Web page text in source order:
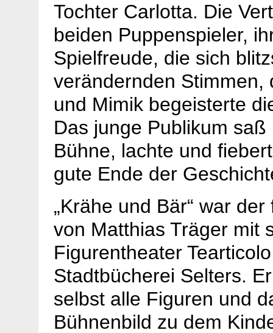
Tochter Carlotta. Die
beiden Puppenspieler,
Spielfreude, die sich
verändernden Stimmen,
und Mimik begeisterte
Das junge Publikum
Bühne, lachte und
gute Ende der
„Krähe und Bär“ war
von Matthias Träger mit
Figurentheater
Stadtbücherei Selters.
selbst alle Figuren und
Bühnenbild zu dem